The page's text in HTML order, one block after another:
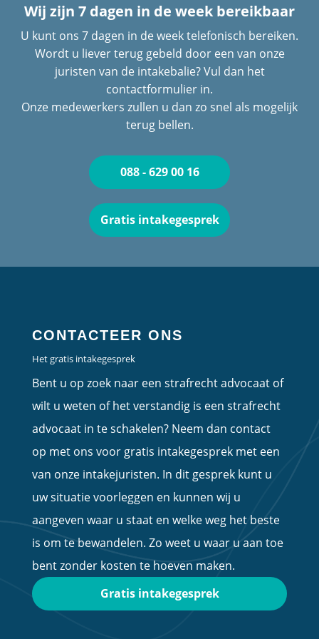
Wij zijn 7 dagen in de week bereikbaar
U kunt ons 7 dagen in de week telefonisch bereiken.
Wordt u liever terug gebeld door een van onze
juristen van de intakebalie? Vul dan het
contactformulier in.
Onze medewerkers zullen u dan zo snel als mogelijk
terug bellen.
088 - 629 00 16
Gratis intakegesprek
CONTACTEER ONS
Het gratis intakegesprek
Bent u op zoek naar een strafrecht advocaat of
wilt u weten of het verstandig is een strafrecht
advocaat in te schakelen? Neem dan contact
op met ons voor gratis intakegesprek met een
van onze intakejuristen. In dit gesprek kunt u
uw situatie voorleggen en kunnen wij u
aangeven waar u staat en welke weg het beste
is om te bewandelen. Zo weet u waar u aan toe
bent zonder kosten te hoeven maken.
Gratis intakegesprek